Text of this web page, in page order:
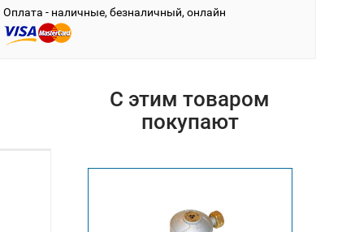
Оплата - наличные, безналичный, онлайн
С этим товаром
покупают